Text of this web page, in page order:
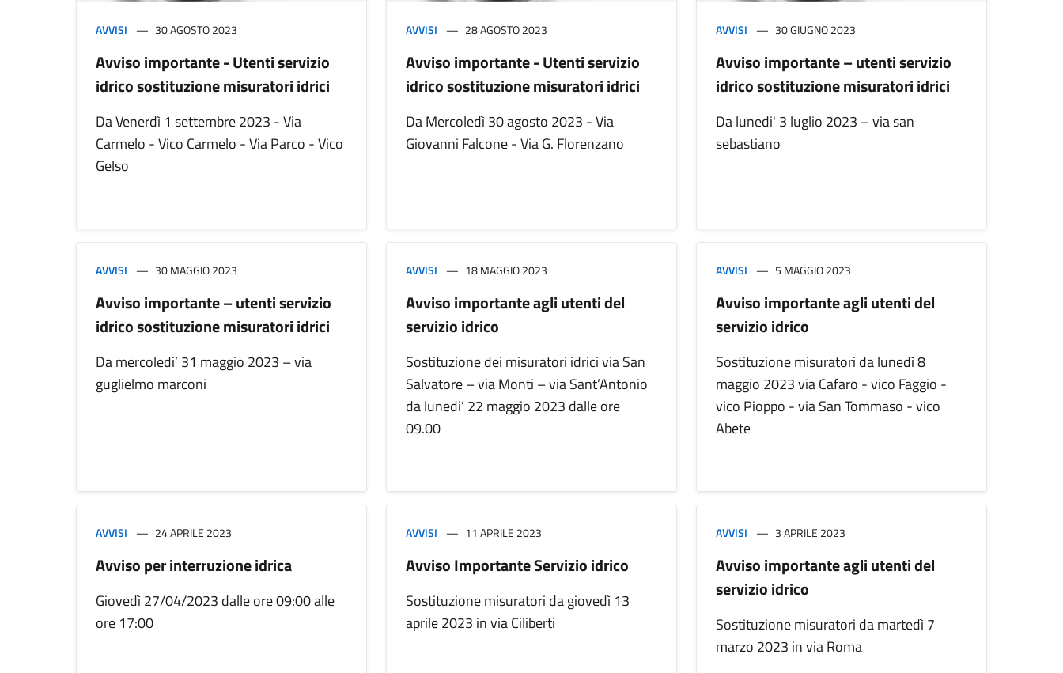
AVVISI 30 AGOSTO 2023
Avviso importante - Utenti servizio
idrico sostituzione misuratori idrici
Da Venerdì 1 settembre 2023 - Via
Carmelo - Vico Carmelo - Via Parco - Vico
Gelso
AVVISI 28 AGOSTO 2023
Avviso importante - Utenti servizio
idrico sostituzione misuratori idrici
Da Mercoledì 30 agosto 2023 - Via
Giovanni Falcone - Via G. Florenzano
AVVISI 30 GIUGNO 2023
Avviso importante – utenti servizio
idrico sostituzione misuratori idrici
Da lunedi' 3 luglio 2023 – via san
sebastiano
AVVISI 30 MAGGIO 2023
Avviso importante – utenti servizio
idrico sostituzione misuratori idrici
Da mercoledi’ 31 maggio 2023 – via
guglielmo marconi
AVVISI 18 MAGGIO 2023
Avviso importante agli utenti del
servizio idrico
Sostituzione dei misuratori idrici via San
Salvatore – via Monti – via Sant’Antonio
da lunedi’ 22 maggio 2023 dalle ore
09.00
AVVISI 5 MAGGIO 2023
Avviso importante agli utenti del
servizio idrico
Sostituzione misuratori da lunedì 8
maggio 2023 via Cafaro - vico Faggio -
vico Pioppo - via San Tommaso - vico
Abete
AVVISI 24 APRILE 2023
Avviso per interruzione idrica
Giovedì 27/04/2023 dalle ore 09:00 alle
ore 17:00
AVVISI 11 APRILE 2023
Avviso Importante Servizio idrico
Sostituzione misuratori da giovedì 13
aprile 2023 in via Ciliberti
AVVISI 3 APRILE 2023
Avviso importante agli utenti del
servizio idrico
Sostituzione misuratori da martedì 7
marzo 2023 in via Roma